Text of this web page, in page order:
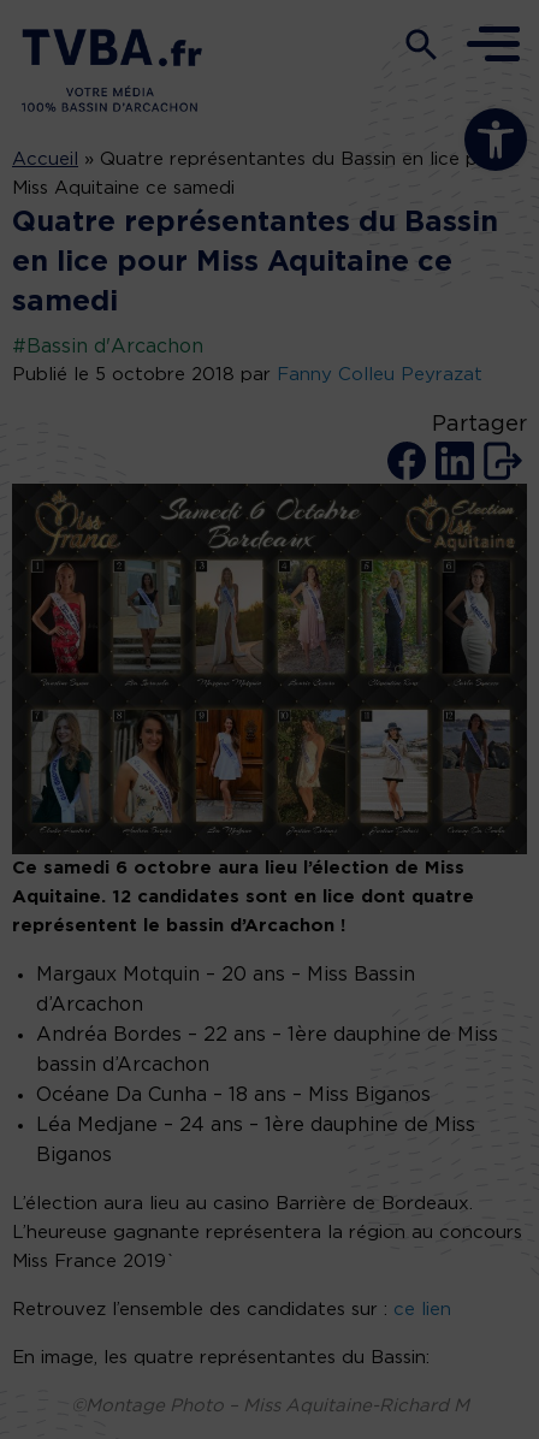
Ouvrir la
Accueil » Quatre représentantes du Bassin en lice pour
Miss Aquitaine ce samedi
Quatre représentantes du Bassin
en lice pour Miss Aquitaine ce
samedi
#Bassin d'Arcachon
Publié le 5 octobre 2018 par Fanny Colleu Peyrazat
Partager
Ce samedi 6 octobre aura lieu l’élection de Miss
Aquitaine. 12 candidates sont en lice dont quatre
représentent le bassin d’Arcachon !
Margaux Motquin – 20 ans – Miss Bassin
d’Arcachon
Andréa Bordes – 22 ans – 1ère dauphine de Miss
bassin d’Arcachon
Océane Da Cunha – 18 ans – Miss Biganos
Léa Medjane – 24 ans – 1ère dauphine de Miss
Biganos
L’élection aura lieu au casino Barrière de Bordeaux.
L’heureuse gagnante représentera la région au concours
Miss France 2019`
Retrouvez l’ensemble des candidates sur : ce lien
En image, les quatre représentantes du Bassin:
©️ Montage Photo – Miss Aquitaine-Richard M